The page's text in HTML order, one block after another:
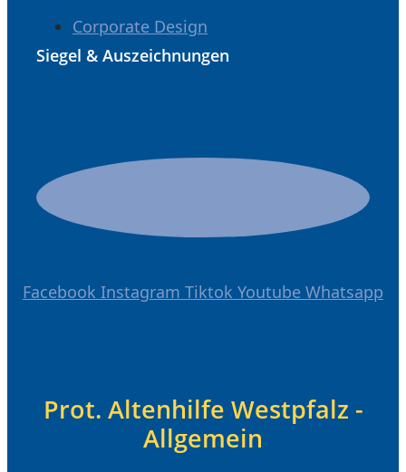
Corporate Design
Siegel & Auszeichnungen
Facebook Instagram Tiktok Youtube Whatsapp
Prot. Altenhilfe Westpfalz -
Allgemein